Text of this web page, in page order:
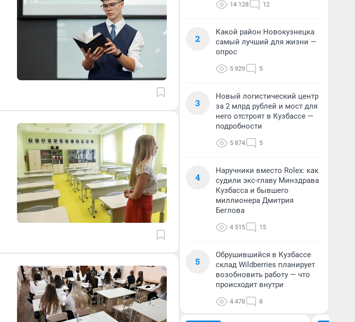
14 128 12
2
Какой район Новокузнецка
самый лучший для жизни —
опрос
5 929 5
3
Новый логистический центр
за 2 млрд рублей и мост для
него отстроят в Кузбассе —
подробности
5 874 5
4
Наручники вместо Rolex: как
судили экс-главу Минздрава
Кузбасса и бывшего
миллионера Дмитрия
Беглова
4 515 15
5
Обрушившийся в Кузбассе
склад Wildberries планирует
возобновить работу — что
происходит внутри
4 478 8